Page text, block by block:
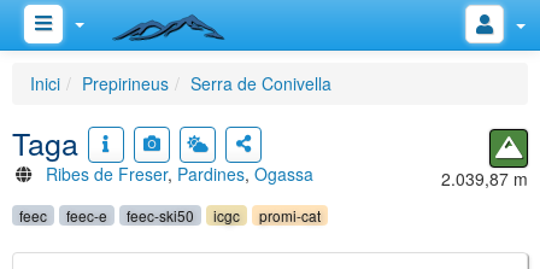
Inici Prepirineus Serra de Conivella
Taga
Ribes de Freser, Pardines, Ogassa 2.039,87 m
feec feec-e feec-ski50 icgc promi-cat